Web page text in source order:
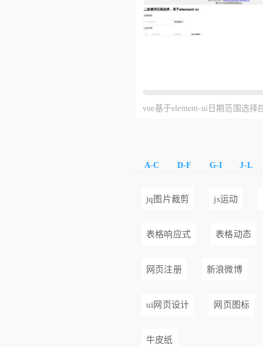
vue基于element-ui日期范围选择
A-C D-F G-I J-L
jq图片裁剪 js运动
表格响应式 表格动态
网页注册 新浪微博
ui网页设计 网页图标
牛皮纸